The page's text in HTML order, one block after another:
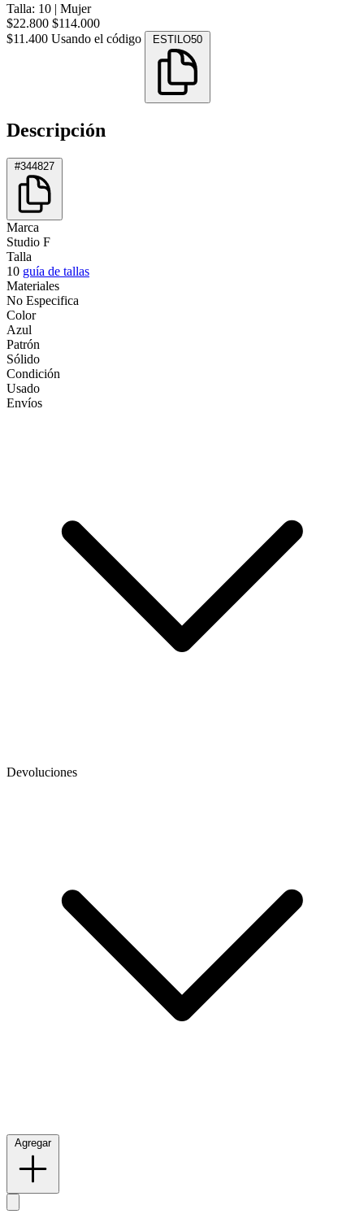
Talla: 10 | Mujer
$22.800 $114.000
$11.400 Usando el código ESTILO50
Descripción
#344827
Marca
Studio F
Talla
10 guía de tallas
Materiales
No Especifica
Color
Azul
Patrón
Sólido
Condición
Usado
Envíos
Devoluciones
Agregar